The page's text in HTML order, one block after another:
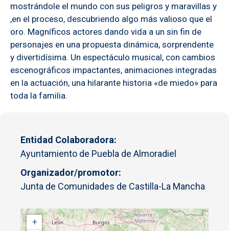
mostrándole el mundo con sus peligros y maravillas y
,en el proceso, descubriendo algo más valioso que el
oro. Magníficos actores dando vida a un sin fin de
personajes en una propuesta dinámica, sorprendente
y divertidísima. Un espectáculo musical, con cambios
escenográficos impactantes, animaciones integradas
en la actuación, una hilarante historia «de miedo» para
toda la familia.
Entidad Colaboradora
Ayuntamiento de Puebla de Almoradiel
Organizador/promotor
Junta de Comunidades de Castilla-La Mancha
+